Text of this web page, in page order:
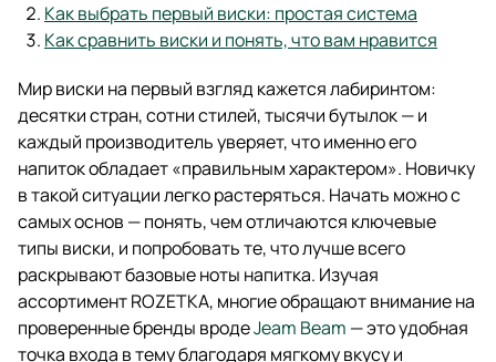
Как выбрать первый виски: простая система
Как сравнить виски и понять, что вам нравится
Мир виски на первый взгляд кажется лабиринтом:
десятки стран, сотни стилей, тысячи бутылок — и
каждый производитель уверяет, что именно его
напиток обладает «правильным характером». Новичку
в такой ситуации легко растеряться. Начать можно с
самых основ — понять, чем отличаются ключевые
типы виски, и попробовать те, что лучше всего
раскрывают базовые ноты напитка. Изучая
ассортимент ROZETKA, многие обращают внимание на
проверенные бренды вродеJeam Beam — это удобная
точка входа в тему благодаря мягкому вкусу и